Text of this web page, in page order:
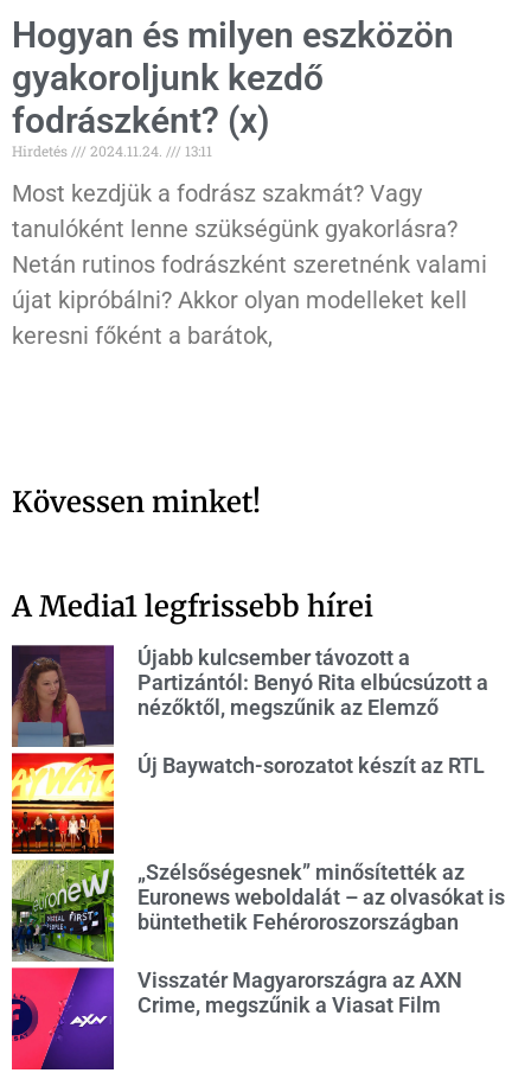
Hogyan és milyen eszközön
gyakoroljunk kezdő
fodrászként? (x)
Hirdetés 2024.11.24. 13:11
Most kezdjük a fodrász szakmát? Vagy
tanulóként lenne szükségünk gyakorlásra?
Netán rutinos fodrászként szeretnénk valami
újat kipróbálni? Akkor olyan modelleket kell
keresni főként a barátok,
Kövessen minket!
A Media1 legfrissebb hírei
Újabb kulcsember távozott a
Partizántól: Benyó Rita elbúcsúzott a
nézőktől, megszűnik az Elemző
Új Baywatch-sorozatot készít az RTL
„Szélsőségesnek” minősítették az
Euronews weboldalát – az olvasókat is
büntethetik Fehéroroszországban
Visszatér Magyarországra az AXN
Crime, megszűnik a Viasat Film